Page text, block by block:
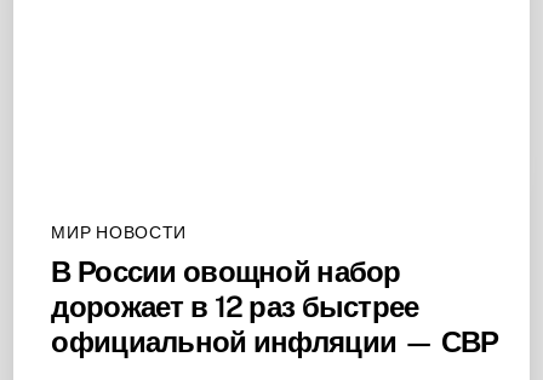
МИР НОВОСТИ
В России овощной набор
дорожает в 12 раз быстрее
официальной инфляции — СВР